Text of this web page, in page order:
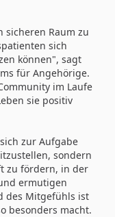
sicheren Raum zu
sich
können", sagt
für Angehörige.
im Laufe
sie positiv
zur Aufgabe
sondern
zu fördern, in der
ermutigen
des Mitgefühls ist
besonders macht.